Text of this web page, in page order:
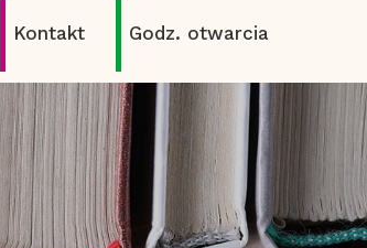
Kontakt Godz. otwarcia